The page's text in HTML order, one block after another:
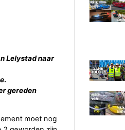
Lokale
Forum ligfietsers.nl
Lelystad naar
gereden
moet nog